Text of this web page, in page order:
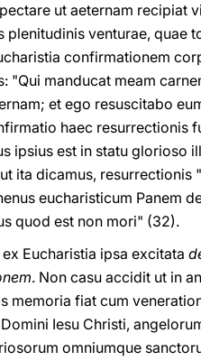
ut aeternam recipiat
plenitudinis venturae, quae
confirmationem
"Qui manducat meam
et ego resuscitabo
haec resurrectionis
ipsius est in statu glorioso
ita dicamus, resurrectionis
eucharisticum Panem
quod est non mori" (32).
Eucharistia ipsa excitata
. Non casu accidit ut in
memoria fiat cum
Iesu Christi,
omniumque